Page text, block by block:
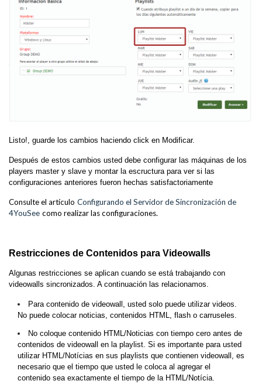
Listo!, guarde los cambios haciendo click en Modificar.
Después de estos cambios usted debe configurar las máquinas de los
players master y slave y montar la escructura para ver si las
configuraciones anteriores fueron hechas satisfactoriamente
Consulte el artículo Configurando el Servidor de Sincronización de
4YouSee como realizar las configuraciones.
Restricciones de Contenidos para Videowalls
Algunas restricciones se aplican cuando se está trabajando con
videowalls sincronizados. A continuación las relacionamos.
Para contenido de videowall, usted solo puede utilizar videos.
No puede colocar noticias, contenidos HTML, flash o carruseles.
No coloque contenido HTML/Noticias con tiempo cero antes de
contenidos de videowall en la playlist. Si es importante para usted
utilizar HTML/Notícias en sus playlists que contienen videowall, es
necesario que el tiempo que usted le coloca al agregar el
contenido sea exactamente el tiempo de la HTML/Notícia.